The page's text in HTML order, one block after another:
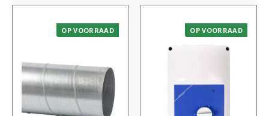
OP VOORRAAD OP VOORRAAD